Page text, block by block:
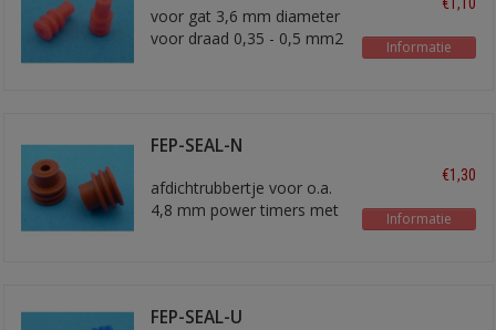
voor gat 3,6 mm diameter
voor draad 0,35 - 0,5 mm2
€1,10
Informatie
FEP-SEAL-N
afdichtrubbertje voor o.a.
4,8 mm power timers met
€1,30
Informatie
FEP-SEAL-U